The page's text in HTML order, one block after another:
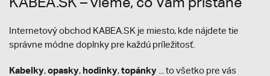
Internetový obchod KABEA.SK je miesto, kde nájdete tie
správne módne doplnky pre každú príležitosť.
Kabelky,opasky, hodinky,topánky ... to všetko pre vás